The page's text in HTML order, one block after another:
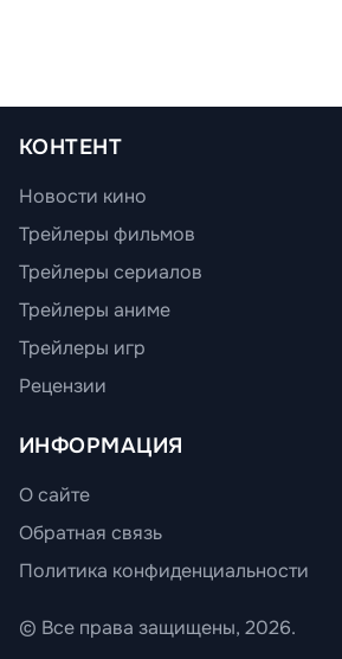
КОНТЕНТ
Новости кино
Трейлеры фильмов
Трейлеры сериалов
Трейлеры аниме
Трейлеры игр
Рецензии
ИНФОРМАЦИЯ
О сайте
Обратная связь
Политика конфиденциальности
© Все права защищены, 2026.